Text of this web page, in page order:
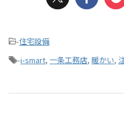
-住宅設備
-i-smart, 一条工務店, 暖かい,